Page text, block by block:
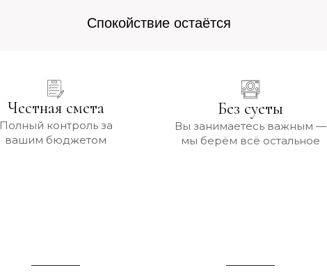
Спокойствие остаётся
Честная смета
Полный контроль за
вашим бюджетом
Без суеты
Вы занимаетесь важным —
мы берём всё остальное